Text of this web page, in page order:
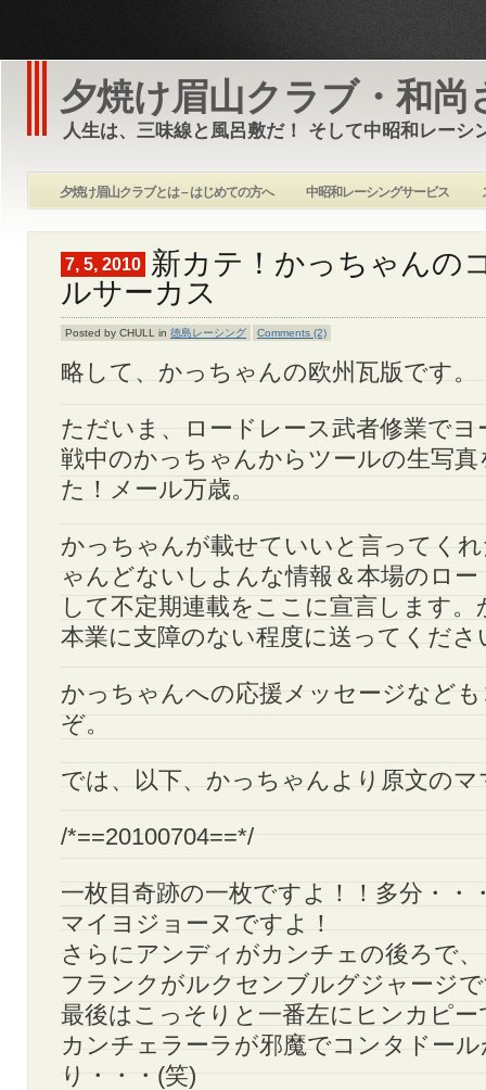
夕焼け眉山クラブ・和尚
人生は、三味線と風呂敷だ！ そして中昭和レーシ
夕焼け眉山クラブとは – はじめての方へ 中昭和レーシングサービス
7, 5, 2010 新カテ！かっちゃんの
ルサーカス
Posted by CHULL in 徳島レーシング Comments (2)
略して、かっちゃんの欧州瓦版です。
ただいま、ロードレース武者修業で
戦中のかっちゃんからツールの生写
た！メール万歳。
かっちゃんが載せていいと言ってく
ゃんどないしよんな情報＆本場のロ
して不定期連載をここに宣言します
本業に支障のない程度に送ってくださ
かっちゃんへの応援メッセージなど
ぞ。
では、以下、かっちゃんより原文のマ
/*==20100704==*/
一枚目奇跡の一枚ですよ！！多分・・
マイヨジョーヌですよ！
さらにアンディがカンチェの後ろで、
フランクがルクセンブルグジャージ
最後はこっそりと一番左にヒンカピー
カンチェラーラが邪魔でコンタドー
り・・・(笑)